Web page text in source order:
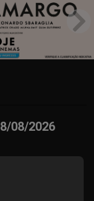
08/2026